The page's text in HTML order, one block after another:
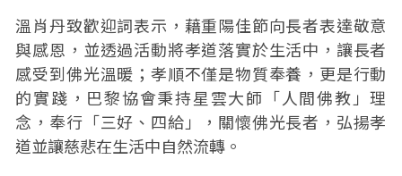
溫肖丹致歡迎詞表示，藉重陽佳節向長者表達敬意
與感恩，並透過活動將孝道落實於生活中，讓長者
感受到佛光溫暖；孝順不僅是物質奉養，更是行動
的實踐，巴黎協會秉持星雲大師「人間佛教」理
念，奉行「三好、四給」，關懷佛光長者，弘揚孝
道並讓慈悲在生活中自然流轉。